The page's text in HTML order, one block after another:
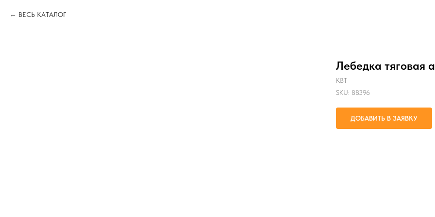
ВЕСЬ КАТАЛОГ
Лебедка тяговая
КВТ
SKU: 88396
ДОБАВИТЬ В ЗАЯВКУ